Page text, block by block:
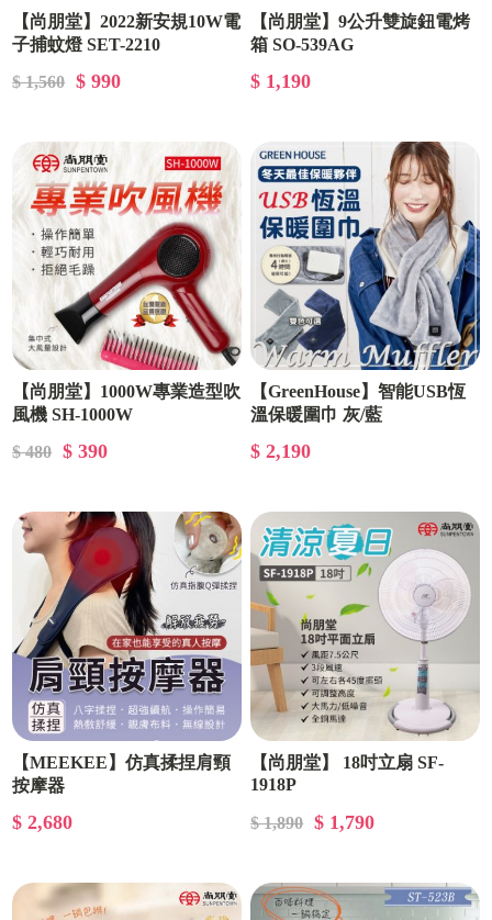
【尚朋堂】2022新安規10W電
子捕蚊燈 SET-2210
$ 1,560
$ 990
【尚朋堂】9公升雙旋鈕電烤
箱 SO-539AG
$ 1,190
【尚朋堂】1000W專業造型吹
風機 SH-1000W
$ 480
$ 390
【GreenHouse】智能USB恆
溫保暖圍巾 灰/藍
$ 2,190
【MEEKEE】仿真揉捏肩頸
按摩器
$ 2,680
【尚朋堂】 18吋立扇 SF-
1918P
$ 1,890 $ 1,790